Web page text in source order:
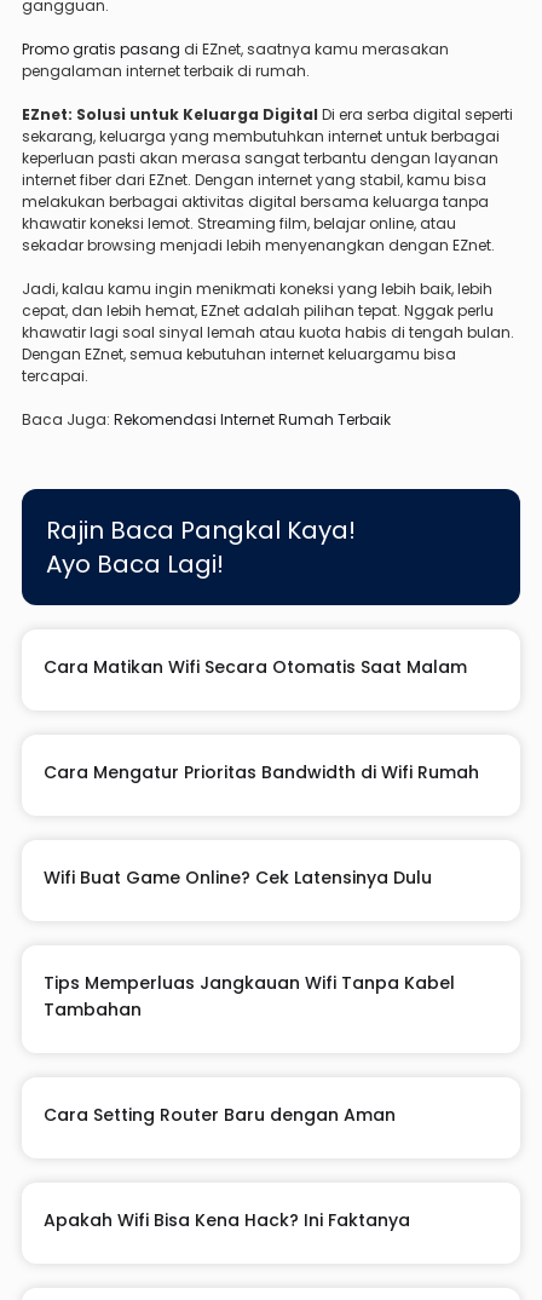
gangguan.
Promo gratis pasang di EZnet, saatnya kamu merasakan
pengalaman internet terbaik di rumah.
EZnet: Solusi untuk Keluarga Digital Di era serba digital seperti
sekarang, keluarga yang membutuhkan internet untuk berbagai
keperluan pasti akan merasa sangat terbantu dengan layanan
internet fiber dari EZnet. Dengan internet yang stabil, kamu bisa
melakukan berbagai aktivitas digital bersama keluarga tanpa
khawatir koneksi lemot. Streaming film, belajar online, atau
sekadar browsing menjadi lebih menyenangkan dengan EZnet.
Jadi, kalau kamu ingin menikmati koneksi yang lebih baik, lebih
cepat, dan lebih hemat, EZnet adalah pilihan tepat. Nggak perlu
khawatir lagi soal sinyal lemah atau kuota habis di tengah bulan.
Dengan EZnet, semua kebutuhan internet keluargamu bisa
tercapai.
Baca Juga: Rekomendasi Internet Rumah Terbaik
Rajin Baca Pangkal Kaya!
Ayo Baca Lagi!
Cara Matikan Wifi Secara Otomatis Saat Malam
Cara Mengatur Prioritas Bandwidth di Wifi Rumah
Wifi Buat Game Online? Cek Latensinya Dulu
Tips Memperluas Jangkauan Wifi Tanpa Kabel
Tambahan
Cara Setting Router Baru dengan Aman
Apakah Wifi Bisa Kena Hack? Ini Faktanya